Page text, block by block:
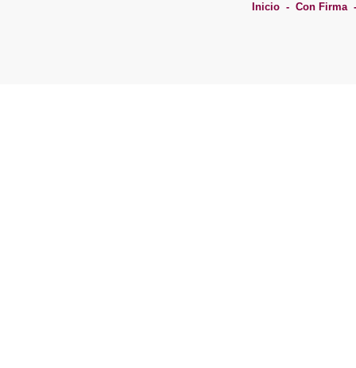
Inicio - Con Firma -